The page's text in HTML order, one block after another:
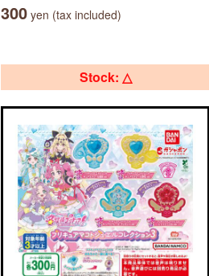
300 yen (tax included)
Stock: △